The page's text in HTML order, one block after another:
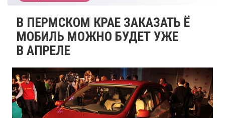
В ПЕРМСКОМ КРАЕ ЗАКАЗАТЬ Ё
МОБИЛЬ МОЖНО БУДЕТ УЖЕ
В АПРЕЛЕ